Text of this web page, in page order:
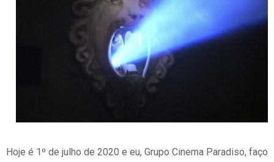
Hoje é 1º de julho de 2020 e eu, Grupo Cinema Paradiso, faço